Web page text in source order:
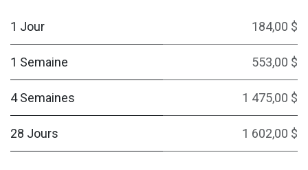
1 Jour 184,00 $
1 Semaine 553,00 $
4 Semaines 1 475,00 $
28 Jours 1 602,00 $